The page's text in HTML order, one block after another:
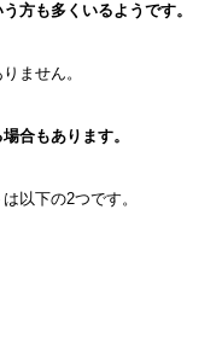
方も多くいるようです。
ません。
合もあります。
以下の2つです。